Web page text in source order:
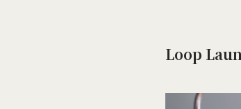
Loop